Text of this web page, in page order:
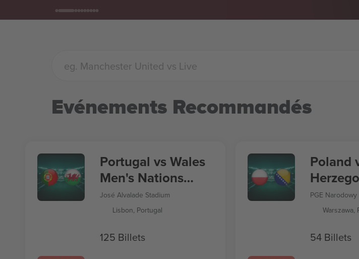
Evénements Recommandés
Portugal vs Wales
Men's Nations
League
José Alvalade Stadium
Lisbon, Portugal
125 Billets
Poland
Nations
PGE Narodowy
Warszawa,
54 Billets